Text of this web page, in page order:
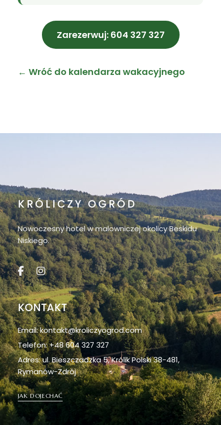
Zarezerwuj: 604 327 327
← Wróć do kalendarza wakacyjnego
KRÓLICZY OGRÓD
Nowoczesny hotel w malowniczej okolicy Beskidu
Niskiego.
KONTAKT
Email: kontakt@kroliczyogrod.com
Telefon: +48 604 327 327
Adres: ul. Bieszczadzka 5, Królik Polski 38-481,
Rymanów-Zdrój
JAK DOJECHAĆ